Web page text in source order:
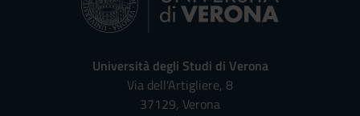
Università degli Studi di Verona
Via dell'Artigliere, 8
37129, Verona